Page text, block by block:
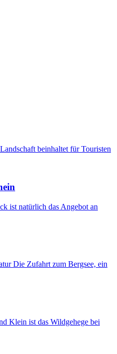
beinhaltet für Touristen
ist natürlich das Angebot an
Die Zufahrt zum Bergsee, ein
Klein ist das Wildgehege bei